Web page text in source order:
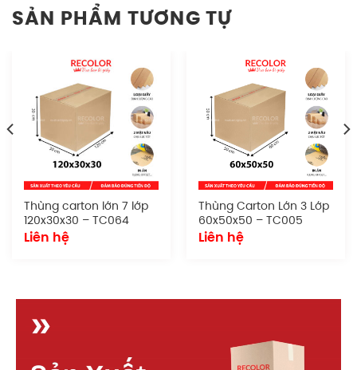
30x20x10
Sản phẩm sở hữu hình dáng tiêu chuẩn, dễ dàng
xếp chồng, vận chuyển và lưu trữ. Thích hợp cho cả
quy mô nhỏ lẫn doanh nghiệp lớn cần đóng gói
đồng bộ và chuyên nghiệp.
Chất liệu giấy:Sử dụng giấy carton chất
lượng tốt
Số lớp:5
Loại sóng:
AB, BC, BE, CE, CC theo yêu cầu
Quy cách in ấn:
nghiệp, hướng dẫn xử lý, mã vạch hoặc tem
nhãn. Phù hợp cho cả in flexo lẫn offset.
SẢN PHẨM TƯƠNG TỰ
Thùng carton lớn 7 lớp
120x30x30 – TC064
Liên hệ
Thùng Carton Lớn 3 Lớp
60x50x50 – TC005
Liên hệ